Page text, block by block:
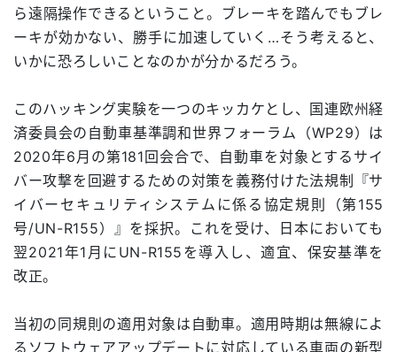
ら遠隔操作できるということ。ブレーキを踏んでもブレ
ーキが効かない、勝手に加速していく…そう考えると、
いかに恐ろしいことなのかが分かるだろう。
このハッキング実験を一つのキッカケとし、国連欧州経
済委員会の自動車基準調和世界フォーラム（WP29）は
2020年6月の第181回会合で、自動車を対象とするサイ
バー攻撃を回避するための対策を義務付けた法規制『サ
イバーセキュリティシステムに係る協定規則（第155
号/UN-R155）』を採択。これを受け、日本においても
翌2021年1月にUN-R155を導入し、適宜、保安基準を
改正。
当初の同規則の適用対象は自動車。適用時期は無線によ
るソフトウェアアップデートに対応している車両の新型